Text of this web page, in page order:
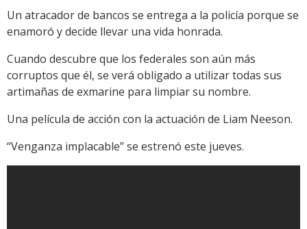
Un atracador de bancos se entrega a la policía porque se
enamoró y decide llevar una vida honrada.
Cuando descubre que los federales son aún más
corruptos que él, se verá obligado a utilizar todas sus
artimañas de exmarine para limpiar su nombre.
Una película de acción con la actuación de Liam Neeson.
“Venganza implacable” se estrenó este jueves.